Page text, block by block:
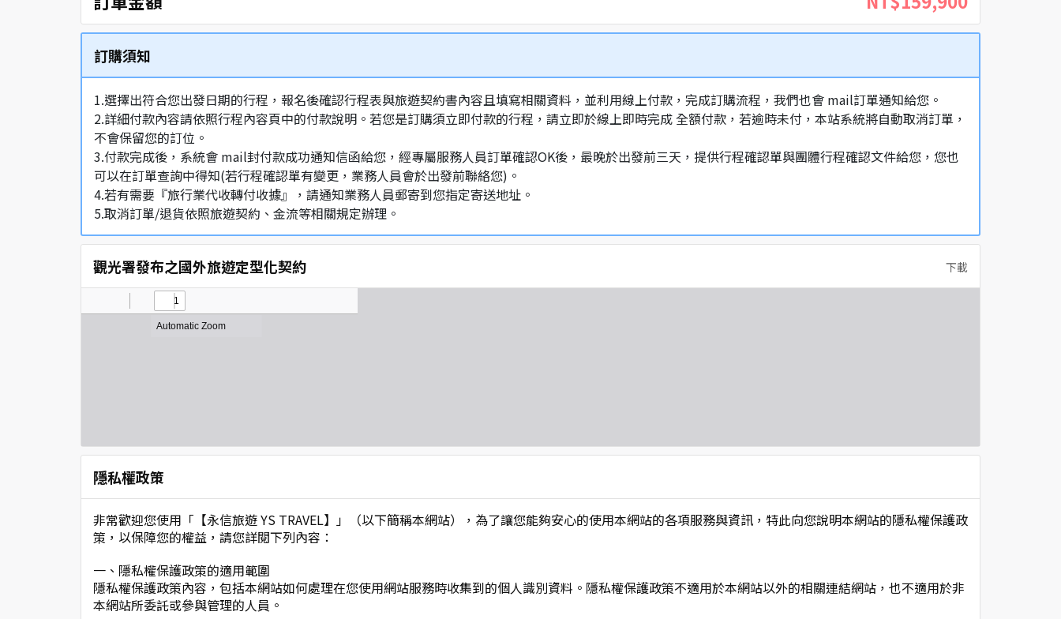
訂購須知
1.選擇出符合您出發日期的行程，報名後確認行程表與旅遊契約書內容且填寫相關資料，並利用線上付款，完成訂購流程，我們也會 mail訂單通知給您。
2.詳細付款內容請依照行程內容頁中的付款說明。若您是訂購須立即付款的行程，請立即於線上即時完成 全額付款，若逾時未付，本站系統將自動取消訂單，
不會保留您的訂位。
3.付款完成後，系統會 mail封付款成功通知信函給您，經專屬服務人員訂單確認OK後，最晚於出發前三天，提供行程確認單與團體行程確認文件給您，您也
可以在訂單查詢中得知(若行程確認單有變更，業務人員會於出發前聯絡您)。
4.若有需要『旅行業代收轉付收據』，請通知業務人員郵寄到您指定寄送地址。
5.取消訂單/退貨依照旅遊契約、金流等相關規定辦理。
觀光署發布之國外旅遊定型化契約 下載
隱私權政策
非常歡迎您使用「【永信旅遊 YS TRAVEL】」（以下簡稱本網站），為了讓您能夠安心的使用本網站的各項服務與資訊，特此向您說明本網站的隱私權保護政
策，以保障您的權益，請您詳閱下列內容：
一、隱私權保護政策的適用範圍
隱私權保護政策內容，包括本網站如何處理在您使用網站服務時收集到的個人識別資料。隱私權保護政策不適用於本網站以外的相關連結網站，也不適用於非
本網站所委託或參與管理的人員。